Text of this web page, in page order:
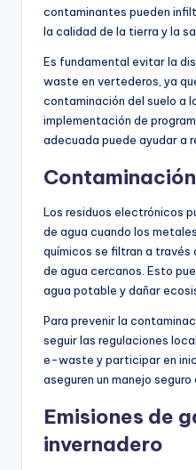
contaminantes pueden
la calidad de la tierra y la
Es fundamental evitar la
waste en vertederos, ya
contaminación del suelo a
implementación de
adecuada puede ayudar a
Los residuos electrónicos
de agua cuando los
químicos se filtran a través
de agua cercanos. Esto
agua potable y dañar
Para prevenir la
seguir las regulaciones
e-waste y participar en
aseguren un manejo
Emisiones de
invernadero